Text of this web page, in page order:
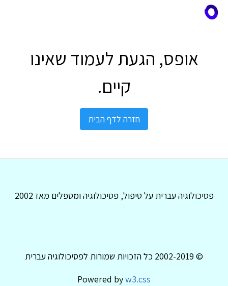
אופס, הגעת לעמוד שאינו
קיים.
חזרה לדף הבית
פסיכולוגיה עברית על טיפול, פסיכולוגיה ומטפלים מאז 2002
© 2002-2019 כל הזכויות שמורות לפסיכולוגיה עברית
Powered byw3.css